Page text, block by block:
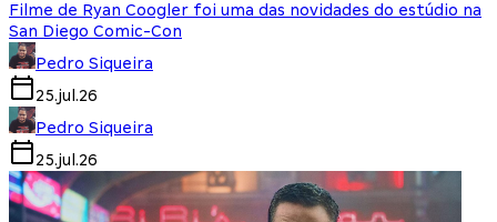
Filme de Ryan Coogler foi uma das novidades do estúdio na
San Diego Comic-Con
Pedro Siqueira
25.jul.26
Pedro Siqueira
25.jul.26